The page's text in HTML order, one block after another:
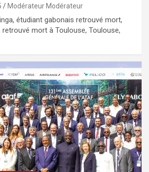
Modérateur Modérateur
étudiant gabonais retrouvé mort,
mort à Toulouse, Toulouse,